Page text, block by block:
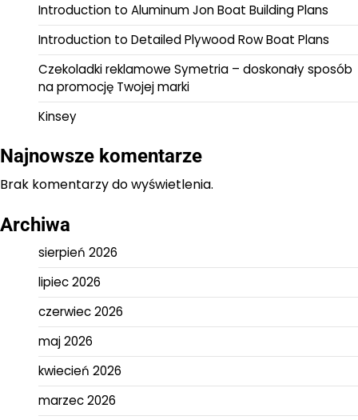
Introduction to Aluminum Jon Boat Building Plans
Introduction to Detailed Plywood Row Boat Plans
Czekoladki reklamowe Symetria – doskonały sposób
na promocję Twojej marki
Kinsey
Najnowsze komentarze
Brak komentarzy do wyświetlenia.
Archiwa
sierpień 2026
lipiec 2026
czerwiec 2026
maj 2026
kwiecień 2026
marzec 2026